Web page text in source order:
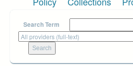
Search Term